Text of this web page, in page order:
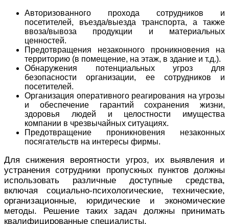
Авторизованного прохода сотрудников и
посетителей, въезда/выезда транспорта, а также
ввоза/вывоза продукции и материальных
ценностей.
Предотвращения незаконного проникновения на
территорию (в помещение, на этаж, в здание и т.д.).
Обнаружения потенциальных угроз для
безопасности организации, ее сотрудников и
посетителей.
Организация оперативного реагирования на угрозы
и обеспечение гарантий сохранения жизни,
здоровья людей и целостности имущества
компании в чрезвычайных ситуациях.
Предотвращение проникновения незаконных
посягательств на интересы фирмы.
Для снижения вероятности угроз, их выявления и
устранения сотрудники пропускных пунктов должны
использовать различные доступные средства,
включая социально-психологические, технические,
организационные, юридические и экономические
методы. Решение таких задач должны принимать
квалифицированные специалисты.